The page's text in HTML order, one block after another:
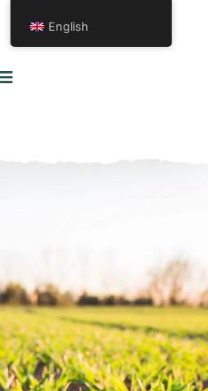
English